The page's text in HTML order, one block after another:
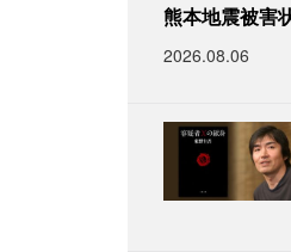
熊本地震被害
2026.08.06